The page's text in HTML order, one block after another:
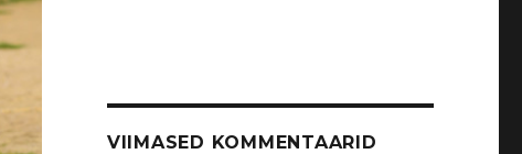
VIIMASED KOMMENTAARID